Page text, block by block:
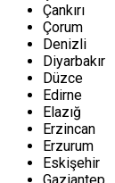
Çankırı
Çorum
Denizli
Diyarbakır
Düzce
Edirne
Elazığ
Erzincan
Erzurum
Eskişehir